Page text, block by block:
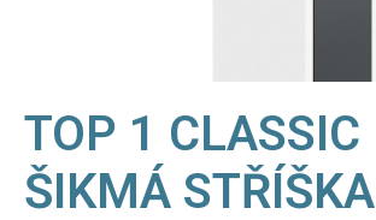
TOP 1 CLASSIC
ŠIKMÁ STŘÍŠKA